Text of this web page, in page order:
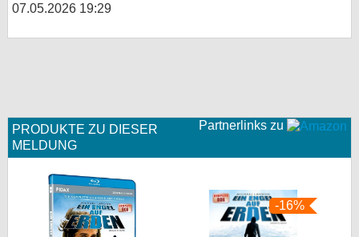
07.05.2026 19:29
Partnerlinks zu
PRODUKTE ZU DIESER
MELDUNG
-16%